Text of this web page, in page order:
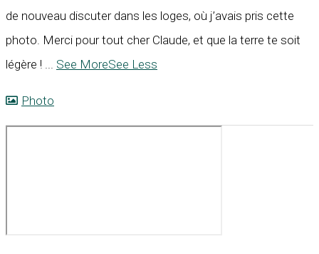
de nouveau discuter dans les loges, où j’avais pris cette
photo. Merci pour tout cher Claude, et que la terre te soit
légère ! ... See MoreSee Less
Photo